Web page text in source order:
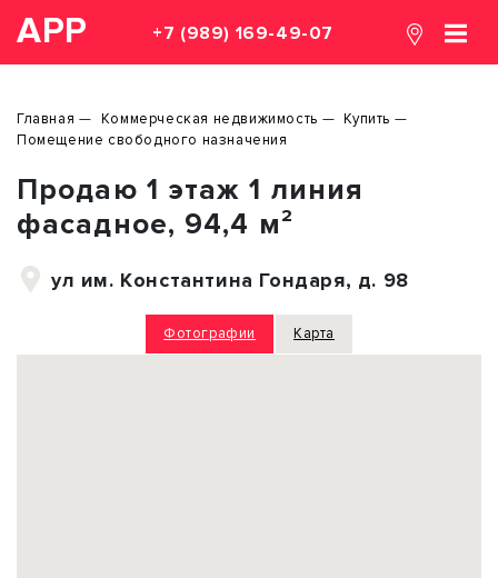
АРР +7 (989) 169-49-07
Главная Коммерческая недвижимость
Купить
Помещение свободного назначения
Продаю 1 этаж 1 линия
фасадное, 94,4 м²
ул им. Константина Гондаря, д. 98
Фотографии Карта